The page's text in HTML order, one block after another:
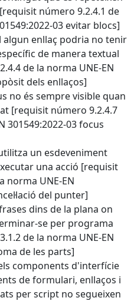
número 9.2.4.1 de
03 evitar blocs]
algun enllaç podria no tenir
de manera textual
de la norma UNE-EN
dels enllaços]
no és sempre visible quan
[requisit número 9.2.4.7
301549:2022-03 focus
un esdeveniment
una acció [requisit
norma UNE-EN
del punter]
dins de la plana on
se per programa
de la norma UNE-EN
de les parts]
components d'interfície
de formulari, enllaços i
per script no segueixen